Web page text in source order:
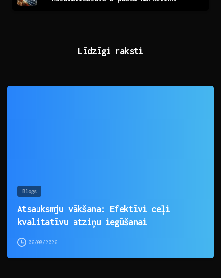
Līdzīgi raksti
Blogs
Atsauksmju vākšana: Efektīvi ceļi
kvalitatīvu atziņu iegūšanai
06/08/2026